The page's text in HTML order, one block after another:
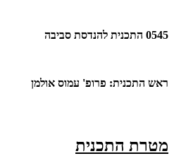
0545 התכנית להנדסת סביבה
ראש התכנית: פרופ' עמוס אולמן
מטרת התכנית